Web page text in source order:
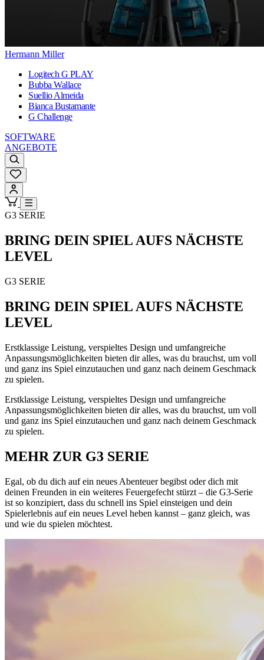
Hermann Miller
Logitech G PLAY
Bubba Wallace
Suellio Almeida
Bianca Bustamante
G Challenge
SOFTWARE
ANGEBOTE
G3 SERIE
BRING DEIN SPIEL AUFS NÄCHSTE
LEVEL
G3 SERIE
BRING DEIN SPIEL AUFS NÄCHSTE
LEVEL
Erstklassige Leistung, verspieltes Design und umfangreiche
Anpassungsmöglichkeiten bieten dir alles, was du brauchst, um voll
und ganz ins Spiel einzutauchen und ganz nach deinem Geschmack
zu spielen.
Erstklassige Leistung, verspieltes Design und umfangreiche
Anpassungsmöglichkeiten bieten dir alles, was du brauchst, um voll
und ganz ins Spiel einzutauchen und ganz nach deinem Geschmack
zu spielen.
MEHR ZUR G3 SERIE
Egal, ob du dich auf ein neues Abenteuer begibst oder dich mit
deinen Freunden in ein weiteres Feuergefecht stürzt – die G3-Serie
ist so konzipiert, dass du schnell ins Spiel einsteigen und dein
Spielerlebnis auf ein neues Level heben kannst – ganz gleich, was
und wie du spielen möchtest.